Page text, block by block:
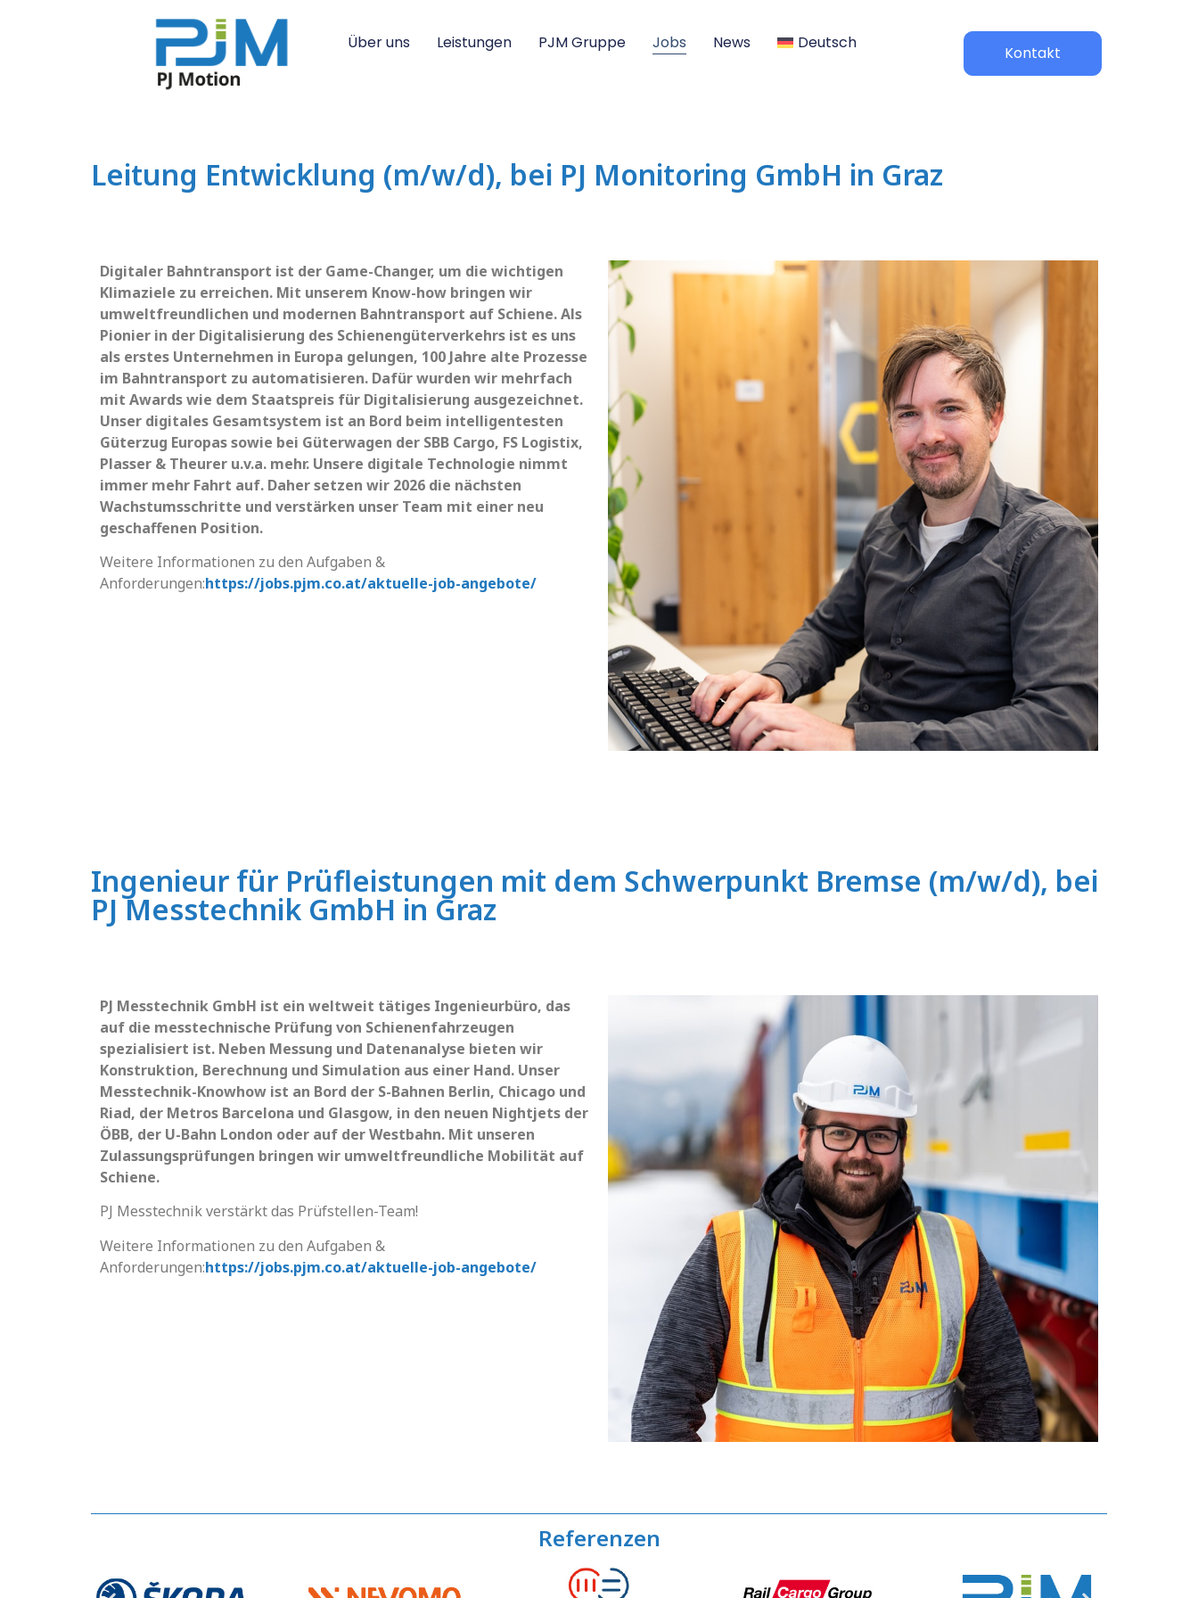
Über uns Leistungen PJM Gruppe Jobs News Deutsch
Kontakt
Leitung Entwicklung (m/w/d), bei PJ Monitoring GmbH in Graz
Digitaler Bahntransport ist der Game-Changer, um die wichtigen
Klimaziele zu erreichen. Mit unserem Know-how bringen wir
umweltfreundlichen und modernen Bahntransport auf Schiene. Als
Pionier in der Digitalisierung des Schienengüterverkehrs ist es uns
als erstes Unternehmen in Europa gelungen, 100 Jahre alte Prozesse
im Bahntransport zu automatisieren. Dafür wurden wir mehrfach
mit Awards wie dem Staatspreis für Digitalisierung ausgezeichnet.
Unser digitales Gesamtsystem ist an Bord beim intelligentesten
Güterzug Europas sowie bei Güterwagen der SBB Cargo, FS Logistix,
Plasser & Theurer u.v.a. mehr. Unsere digitale Technologie nimmt
immer mehr Fahrt auf. Daher setzen wir 2026 die nächsten
Wachstumsschritte und verstärken unser Team mit einer neu
geschaffenen Position.
Weitere Informationen zu den Aufgaben &
Anforderungen:https://jobs.pjm.co.at/aktuelle-job-angebote/
Ingenieur für Prüfleistungen mit dem Schwerpunkt Bremse (m/w/d), bei
PJ Messtechnik GmbH in Graz
PJ Messtechnik GmbH ist ein weltweit tätiges Ingenieurbüro, das
auf die messtechnische Prüfung von Schienenfahrzeugen
spezialisiert ist. Neben Messung und Datenanalyse bieten wir
Konstruktion, Berechnung und Simulation aus einer Hand. Unser
Messtechnik-Knowhow ist an Bord der S-Bahnen Berlin, Chicago und
Riad, der Metros Barcelona und Glasgow, in den neuen Nightjets der
ÖBB, der U-Bahn London oder auf der Westbahn. Mit unseren
Zulassungsprüfungen bringen wir umweltfreundliche Mobilität auf
Schiene.
PJ Messtechnik verstärkt das Prüfstellen-Team!
Weitere Informationen zu den Aufgaben &
Anforderungen:https://jobs.pjm.co.at/aktuelle-job-angebote/
Referenzen